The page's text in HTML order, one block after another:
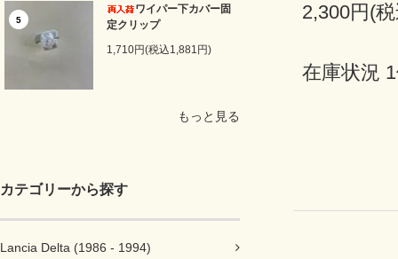
5
ワイパー下カバー固
定クリップ
1,710円(税込1,881円)
もっと見る
カテゴリーから探す
Lancia Delta (1986 - 1994)
2,300円(
在庫状況